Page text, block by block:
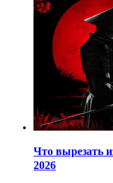
Что вырезать
2026